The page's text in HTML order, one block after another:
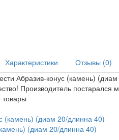
Характеристики Отзывы (0)
Абразив-конус (камень)
Производитель постарался
(диам 20/длинна 40)